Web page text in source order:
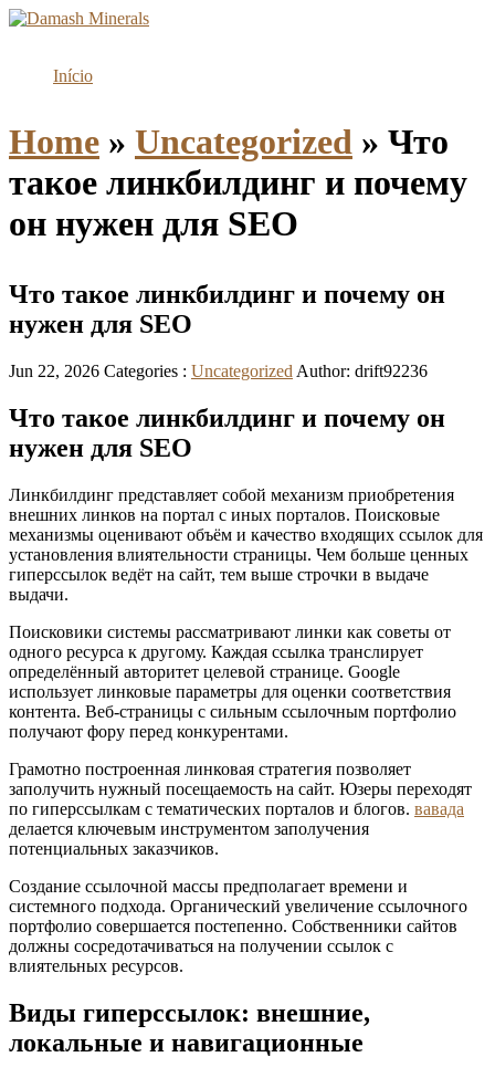
Início
Home » Uncategorized » Что
такое линкбилдинг и почему
он нужен для SEO
Что такое линкбилдинг и почему он
нужен для SEO
Jun 22, 2026 Categories : Uncategorized Author: drift92236
Что такое линкбилдинг и почему он
нужен для SEO
Линкбилдинг представляет собой механизм приобретения
внешних линков на портал с иных порталов. Поисковые
механизмы оценивают объём и качество входящих ссылок для
установления влиятельности страницы. Чем больше ценных
гиперссылок ведёт на сайт, тем выше строчки в выдаче
выдачи.
Поисковики системы рассматривают линки как советы от
одного ресурса к другому. Каждая ссылка транслирует
определённый авторитет целевой странице. Google
использует линковые параметры для оценки соответствия
контента. Веб-страницы с сильным ссылочным портфолио
получают фору перед конкурентами.
Грамотно построенная линковая стратегия позволяет
заполучить нужный посещаемость на сайт. Юзеры переходят
по гиперссылкам с тематических порталов и блогов. вавада
делается ключевым инструментом заполучения
потенциальных заказчиков.
Создание ссылочной массы предполагает времени и
системного подхода. Органический увеличение ссылочного
портфолио совершается постепенно. Собственники сайтов
должны сосредотачиваться на получении ссылок с
влиятельных ресурсов.
Виды гиперссылок: внешние,
локальные и навигационные